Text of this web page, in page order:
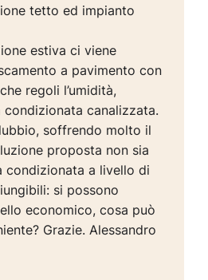
tetto ed impianto
estiva ci viene
a pavimento con
regoli l’umidità,
canalizzata.
soffrendo molto il
proposta non sia
condizionata a livello di
si possono
economico, cosa può
Grazie. Alessandro